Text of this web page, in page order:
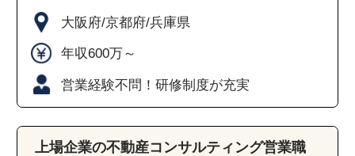
大阪府/京都府/兵庫県
年収600万～
営業経験不問！研修制度が充実
上場企業の不動産コンサルティング営業職